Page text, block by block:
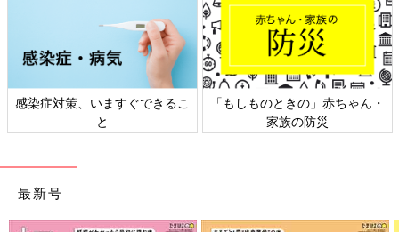
日本外来小児科学会リーフレッ
ト検討会
六星占術 細木かおりさんの人生
相談
最新号